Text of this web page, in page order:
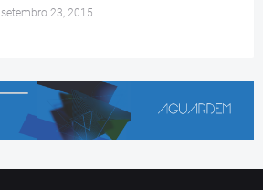
setembro 23, 2015